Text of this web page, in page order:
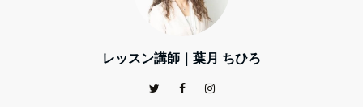
レッスン講師｜葉月 ちひろ